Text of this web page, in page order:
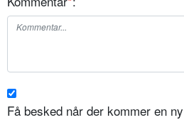
Få besked når der kommer en